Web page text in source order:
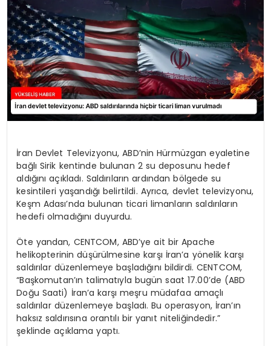
İran Devlet Televizyonu, ABD’nin Hürmüzgan eyaletine
bağlı Sirik kentinde bulunan 2 su deposunu hedef
aldığını açıkladı. Saldırıların ardından bölgede su
kesintileri yaşandığı belirtildi. Ayrıca, devlet televizyonu,
Keşm Adası’nda bulunan ticari limanların saldırıların
hedefi olmadığını duyurdu.
Öte yandan, CENTCOM, ABD’ye ait bir Apache
helikopterinin düşürülmesine karşı İran’a yönelik karşı
saldırılar düzenlemeye başladığını bildirdi. CENTCOM,
“Başkomutan’ın talimatıyla bugün saat 17.00’de (ABD
Doğu Saati) İran’a karşı meşru müdafaa amaçlı
saldırılar düzenlemeye başladı. Bu operasyon, İran’ın
haksız saldırısına orantılı bir yanıt niteliğindedir.”
şeklinde açıklama yaptı.